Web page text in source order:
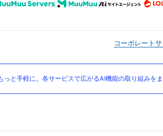
コーポレートサ
と手軽に。各サービスで広がるAI機能の取り組みをま